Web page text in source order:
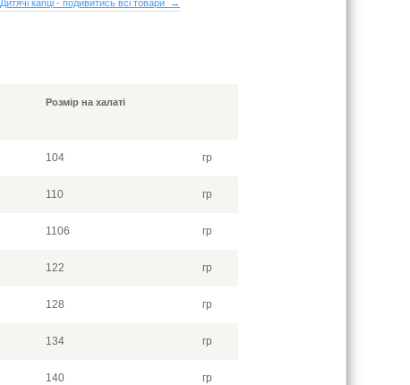
Дитячі капці - подивитись всі товари →
Розмір на халаті
104 гр
110 гр
1106 гр
122 гр
128 гр
134 гр
140 гр